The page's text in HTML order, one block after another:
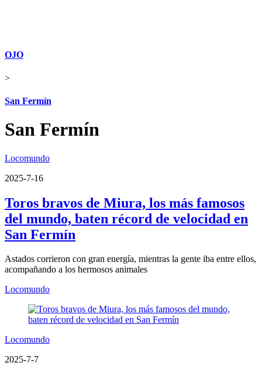
OJO
>
San Fermín
San Fermín
Locomundo
2025-7-16
Toros bravos de Miura, los más famosos
del mundo, baten récord de velocidad en
San Fermín
Astados corrieron con gran energía, mientras la gente iba entre ellos,
acompañando a los hermosos animales
Locomundo
Locomundo
2025-7-7